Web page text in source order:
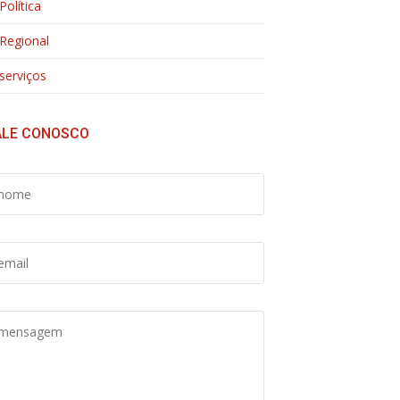
Política
Regional
serviços
CONOSCO